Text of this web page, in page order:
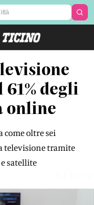
degli
online
oltre sei
televisione tramite
satellite